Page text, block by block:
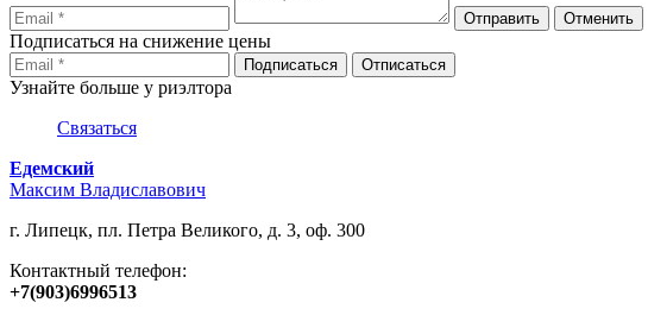
Подписаться на снижение цены
Узнайте больше у риэлтора
Связаться
Едемский
Максим Владиславович
г. Липецк, пл. Петра Великого, д. 3, оф. 300
Контактный телефон:
+7(903)6996513